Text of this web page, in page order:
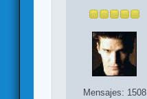
Mensajes: 1508